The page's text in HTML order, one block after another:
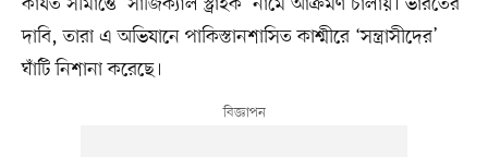
দাবি, তারা এ অভিযানে পাকিস্তানশাসিত কাশ্মীরে ‘সন্ত্রাসীদের’
ঘাঁটি নিশানা করেছে।